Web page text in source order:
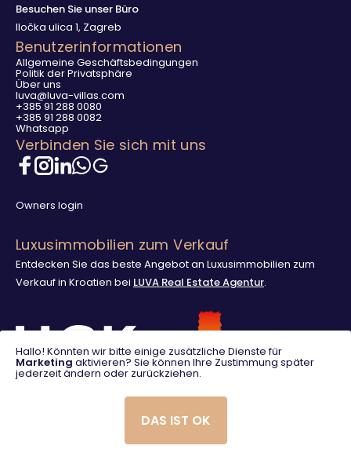
Besuchen Sie unser Büro
Iločka ulica 1, Zagreb
Benutzerinformationen
Allgemeine Geschäftsbedingungen
Politik der Privatsphäre
Über uns
luva@luva-villas.com
+385 91 288 0080
+385 91 288 0082
Whatsapp
Verbinden Sie sich mit uns
Owners login
Luxusimmobilien zum Verkauf
Entdecken Sie das beste Angebot an Luxusimmobilien zum
Verkauf in Kroatien bei LUVA Real Estate Agentur.
Hallo! Könnten wir bitte einige zusätzliche Dienste für
Marketing aktivieren? Sie können Ihre Zustimmung später
jederzeit ändern oder zurückziehen.
DAS IST OK